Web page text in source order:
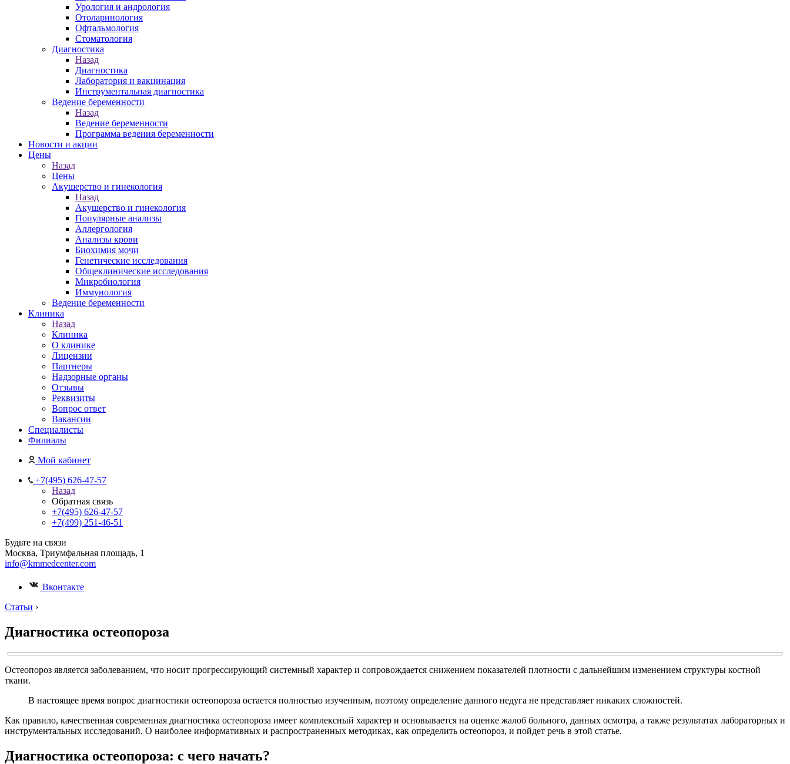
Урология и андрология
Отоларинология
Офтальмология
Стоматология
Диагностика
Назад
Диагностика
Лаборатория и вакцинация
Инструментальная диагностика
Ведение беременности
Назад
Ведение беременности
Программа ведения беременности
Новости и акции
Цены
Назад
Цены
Акушерство и гинекология
Назад
Акушерство и гинекология
Популярные анализы
Аллергология
Анализы крови
Биохимия мочи
Генетические исследования
Общеклинические исследования
Микробиология
Иммунология
Ведение беременности
Клиника
Назад
Клиника
О клинике
Лицензии
Партнеры
Надзорные органы
Отзывы
Реквизиты
Вопрос ответ
Вакансии
Специалисты
Филиалы
Мой кабинет
+7(495) 626-47-57
Назад
Обратная связь
+7(495) 626-47-57
+7(499) 251-46-51
Будьте на связи
Москва, Триумфальная площадь, 1
info@kmmedcenter.com
Вконтакте
Статьи ›
Диагностика остеопороза
Остеопороз является заболеванием, что носит прогрессирующий системный характер и сопровождается снижением показателей плотности с дальнейшим изменением структуры костной
ткани.
В настоящее время вопрос диагностики остеопороза остается полностью изученным, поэтому определение данного недуга не представляет никаких сложностей.
Как правило, качественная современная диагностика остеопороза имеет комплексный характер и основывается на оценке жалоб больного, данных осмотра, а также результатах лабораторных и
инструментальных исследований. О наиболее информативных и распространенных методиках, как определить остеопороз, и пойдет речь в этой статье.
Диагностика остеопороза: с чего начать?